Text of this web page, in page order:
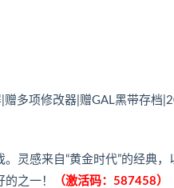
多项修改器|赠GAL黑带存档
灵感来自“黄金时代”的经典
之一！
（激活码：587458）